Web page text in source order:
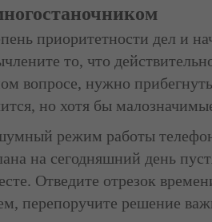
приоритетности дел и
то, что
вопросе, нужно
но хотя бы
режим работы
на сегодняшний день
Отведите отрезок
перепоручите решение